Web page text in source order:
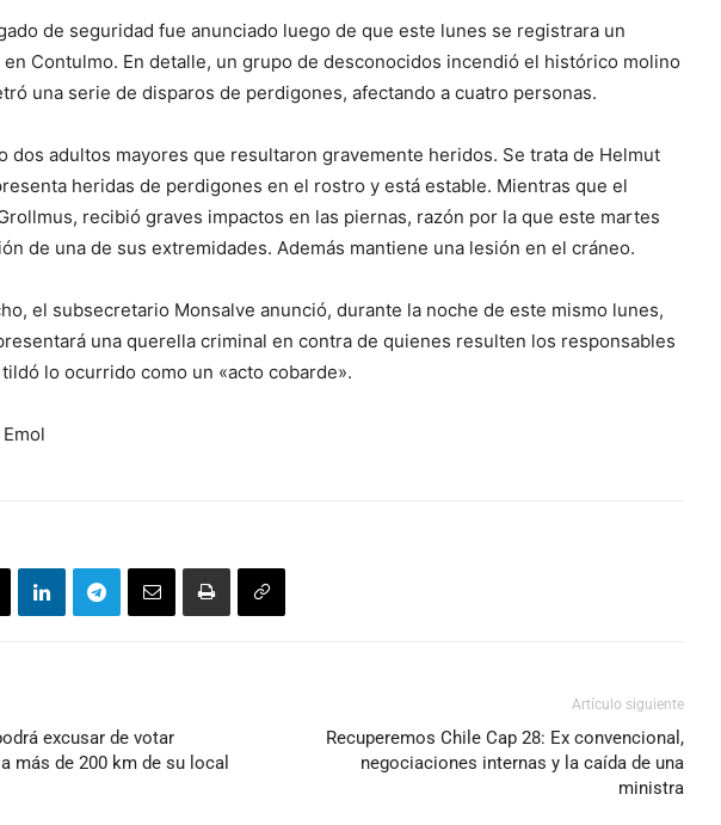
de seguridad fue anunciado luego de que este lunes se registrara un
Contulmo. En detalle, un grupo de desconocidos incendió el histórico molino
una serie de disparos de perdigones, afectando a cuatro personas.
dos adultos mayores que resultaron gravemente heridos. Se trata de Helmut
heridas de perdigones en el rostro y está estable. Mientras que el
recibió graves impactos en las piernas, razón por la que este martes
de una de sus extremidades. Además mantiene una lesión en el cráneo.
el subsecretario Monsalve anunció, durante la noche de este mismo lunes,
una querella criminal en contra de quienes resulten los responsables
lo ocurrido como un «acto cobarde».
excusar de votar
más de 200 km de su local
Artículo siguiente
Recuperemos Chile Cap 28: Ex convencional,
negociaciones internas y la caída de una
ministra